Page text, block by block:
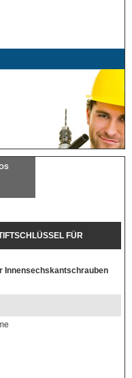
FÜR
Innensechskantschrauben